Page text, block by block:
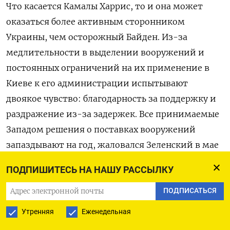
ПОДПИШИТЕСЬ НА НАШУ РАССЫЛКУ
ПОДПИСАТЬСЯ
Утренняя Еженедельная
Что касается Камалы Харрис, то и она может
оказаться более активным сторонником
Украины, чем осторожный Байден. Из-за
медлительности в выделении вооружений и
постоянных ограничений на их применение в
Киеве к его администрации испытывают
двоякое чувство: благодарность за поддержку и
раздражение из-за задержек. Все принимаемые
Западом решения о поставках вооружений
запаздывают на год, жаловался Зеленский в мае
Близкие к украинскому президенту люди
пояснили Камински: выдвижение Харрис в
президенты Киев обнадеживает (она член